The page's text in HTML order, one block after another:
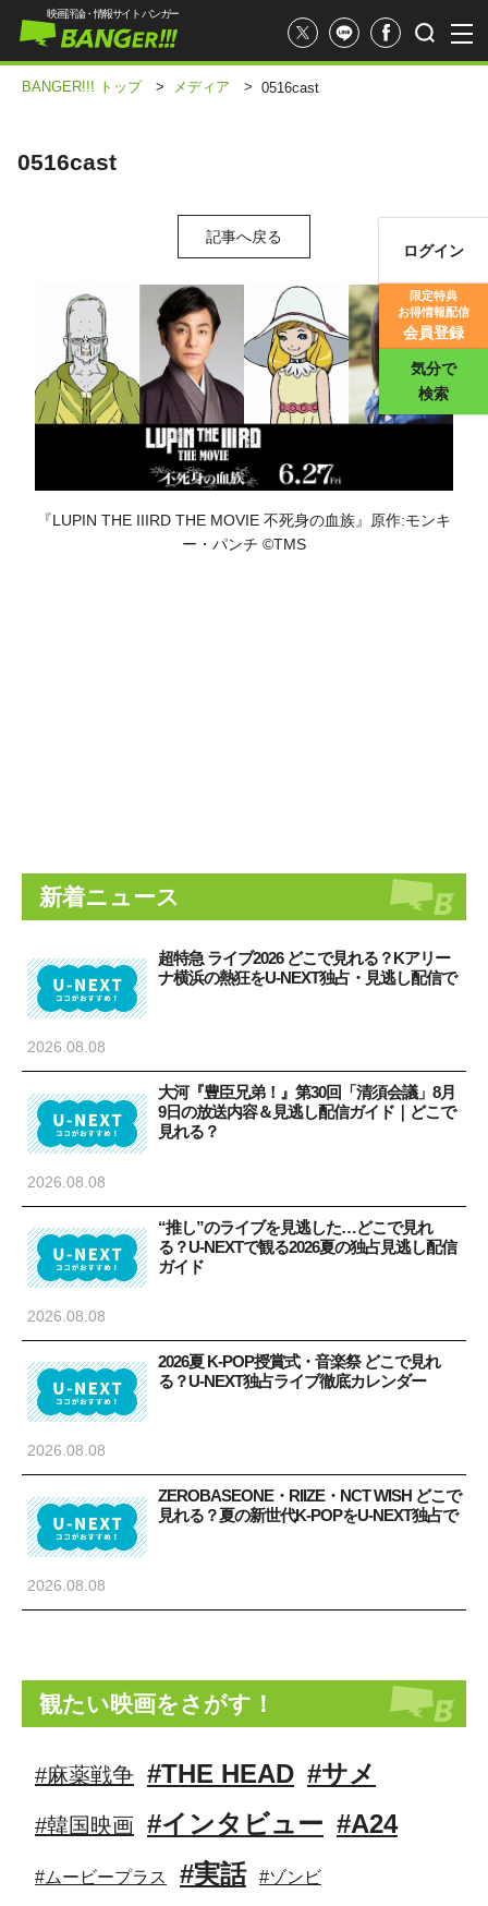
映画評価
映画評論・情報サイト バンガー
ログイン
限定特典
お得情報配信
会員登録
気分で
検索
BANGER!!! トップ > メディア > 0516cast
0516cast
記事へ戻る
『LUPIN THE IIIRD THE MOVIE 不死身の血族』原作:モンキ
ー・パンチ ©TMS
新着ニュース
超特急 ライブ2026 どこで見れる？Kアリー
ナ横浜の熱狂をU-NEXT独占・見逃し配信で
2026.08.08
大河『豊臣兄弟！』第30回「清須会議」8月
9日の放送内容＆見逃し配信ガイド｜どこで
見れる？
2026.08.08
“推し”のライブを見逃した…どこで見れ
る？U-NEXTで観る2026夏の独占見逃し配信
ガイド
2026.08.08
2026夏 K-POP授賞式・音楽祭 どこで見れ
る？U-NEXT独占ライブ徹底カレンダー
2026.08.08
ZEROBASEONE・RIIZE・NCT WISH どこで
見れる？夏の新世代K-POPをU-NEXT独占で
2026.08.08
観たい映画をさがす！
#麻薬戦争 #THE HEAD #サメ
#韓国映画 #インタビュー #A24
#ムービープラス #実話 #ゾンビ